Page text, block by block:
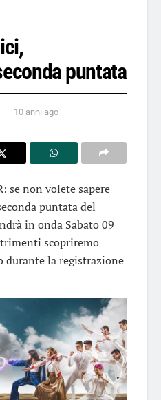
puntata
10 anni ago
se non volete sapere
puntata del
in onda Sabato 09
scopriremo
durante la registrazione